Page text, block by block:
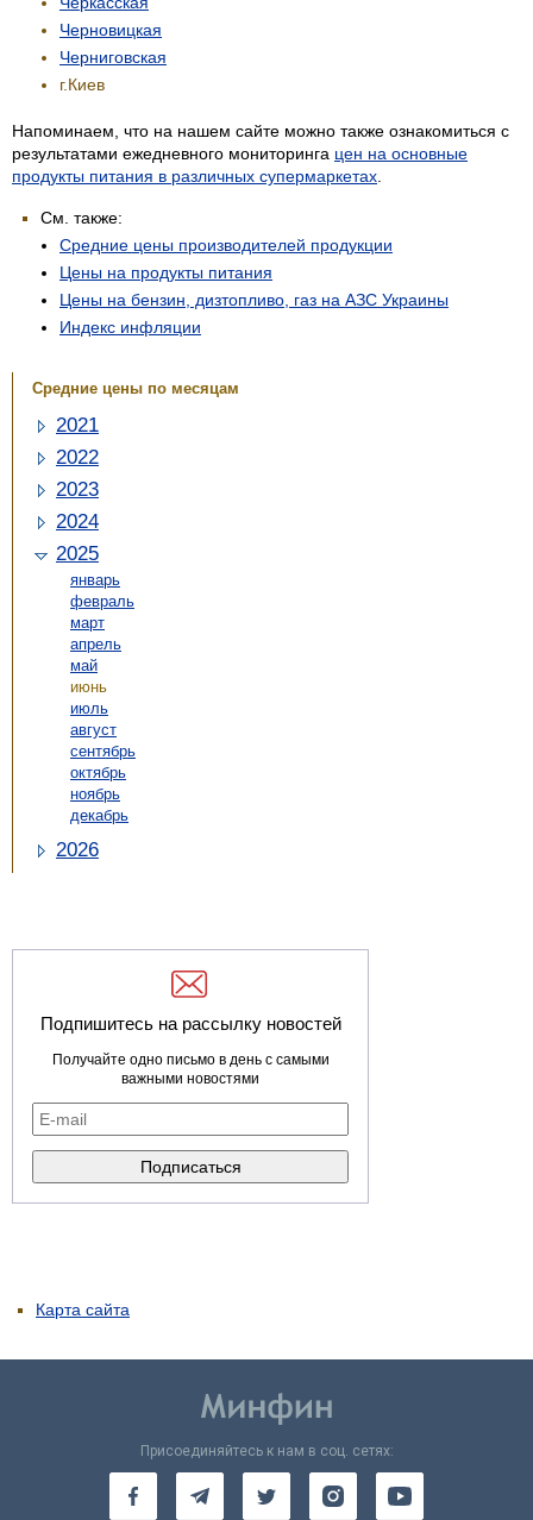
Черновицкая
Черниговская
г.Киев
Напоминаем, что на нашем сайте можно также ознакомиться с
результатами ежедневного мониторинга цен на основные
продукты питания в различных супермаркетах
См. также:
Средние цены производителей продукции
Цены на продукты питания
Цены на бензин, дизтопливо, газ на АЗС Украины
Индекс инфляции
Средние цены по месяцам
2021
2022
2023
2024
2025
январь
февраль
март
апрель
май
июнь
июль
август
сентябрь
октябрь
ноябрь
декабрь
2026
Подпишитесь на рассылку новостей
Получайте одно письмо в день с самыми
важными новостями
Карта сайта
Присоединяйтесь к нам в соц. сетях: